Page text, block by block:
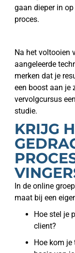
gaan dieper in
proces.
Na het voltooien
aangeleerde
merken dat je
een boost aan je
vervolgcursus
studie.
KRIJG
In de online
maat bij een
Hoe stel je
client?
Hoe kom